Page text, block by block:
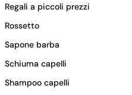
Regali a piccoli prezzi
Rossetto
Sapone barba
Schiuma capelli
Shampoo capelli